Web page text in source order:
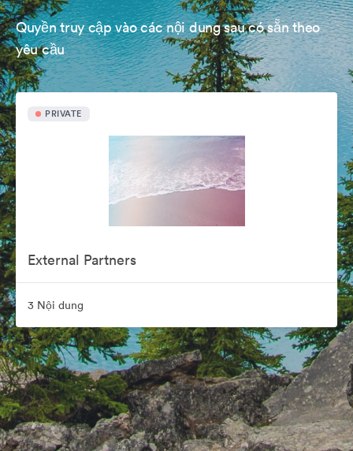
Quyền truy cập vào các nội dung sau có sẵn theo
yêu cầu
PRIVATE
External Partners
3 Nội dung